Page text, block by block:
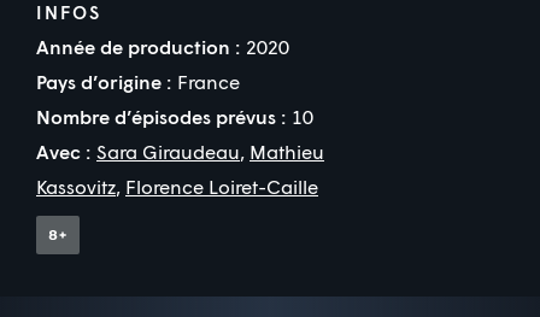
INFOS
Année de production : 2020
Pays d’origine : France
Nombre d’épisodes prévus : 10
Avec : Sara Giraudeau, Mathieu
Kassovitz, Florence Loiret-Caille